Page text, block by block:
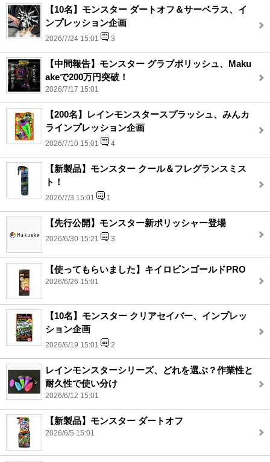
【10名】モンスター ダートオフ＆サーベラス、イ
ンプレッション企画
2026/7/24 15:01 3
【中間報告】モンスター グラブポリッシュ、Maku
akeで200万円突破！
2026/7/17 15:01
【200名】レインモンスタースプラッシュ、みんカ
ラインプレッション企画
2026/7/10 15:01 4
【新製品】モンスター クール＆フレグランスミス
ト！
2026/7/3 15:01 1
【先行公開】モンスター新ポリッシャー登場
2026/6/30 15:21 3
【使ってもらいました】キイロビンゴールドPRO
2026/6/26 15:01
【10名】モンスター クリアセイバー、インプレッ
ション企画
2026/6/19 15:01 2
レインモンスターシリーズ、どれを選ぶ？作業性と
耐久性で使い分け
2026/6/12 15:01
【新製品】モンスター ダートオフ
2026/6/5 15:01